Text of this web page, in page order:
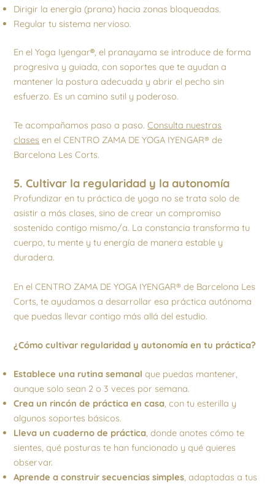
Dirigir la energía (prana) hacia zonas bloqueadas.
Regular tu sistema nervioso.
En el Yoga Iyengar® , el pranayama se introduce de forma
progresiva y guiada, con soportes que te ayudan a
mantener la postura adecuada y abrir el pecho sin
esfuerzo. Es un camino sutil y poderoso.
Te acompañamos paso a paso.Consulta nuestras
clases en el CENTRO ZAMA DE YOGA IYENGAR® de
Barcelona Les Corts.
5. Cultivar la regularidad y la autonomía
Profundizar en tu práctica de yoga no se trata solo de
asistir a más clases, sino de crear un compromiso
sostenido contigo mismo/a. La constancia transforma tu
cuerpo, tu mente y tu energía de manera estable y
duradera.
En el CENTRO ZAMA DE YOGA IYENGAR® de Barcelona Les
Corts, te ayudamos a desarrollar esa práctica autónoma
que puedas llevar contigo más allá del estudio.
¿Cómo cultivar regularidad y autonomía en tu práctica?
Establece una rutina semanal que puedas mantener,
aunque solo sean 2 o 3 veces por semana.
Crea un rincón de práctica en casa, con tu esterilla y
algunos soportes básicos.
Lleva un cuaderno de práctica, donde anotes cómo te
sientes, qué posturas te han funcionado y qué quieres
observar.
Aprende a construir secuencias simples, adaptadas a tus